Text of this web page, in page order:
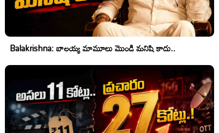
Balakrishna: బాలయ్య మామూలు మొండి మనిషి కాదు..